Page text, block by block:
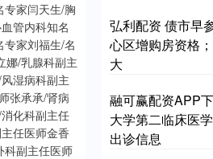
专家闫天生/胸
管内科知名
家刘福生/名
娜/乳腺科副主
湿病科副主
张承承/肾病
化科副主任
任医师金香
科副主任医师
弘利配资 债市早
心区增购房资格
大
融可赢配资APP
大学第二临床医
出诊信息